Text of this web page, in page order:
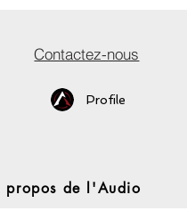
Contactez-nous
Profile
propos de l'Audio